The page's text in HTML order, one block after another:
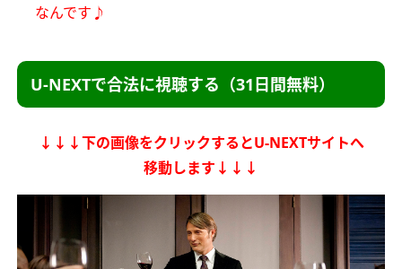
なんです♪
U-NEXTで合法に視聴する（31日間無料）
↓↓↓下の画像をクリックするとU-NEXTサイトへ
移動します↓↓↓